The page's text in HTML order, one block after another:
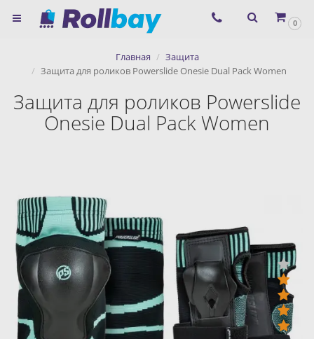
0
Главная
Защита
Защита для роликов Powerslide Onesie Dual Pack Women
Защита для роликов Powerslide
Onesie Dual Pack Women
×
сервиса ЯНДЕКС.МЕТРИКА и
файлов cookie